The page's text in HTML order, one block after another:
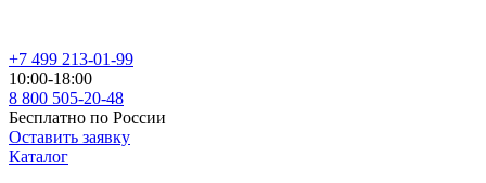
+7 499 213-01-99
10:00-18:00
8 800 505-20-48
Бесплатно по России
Оставить заявку
Каталог